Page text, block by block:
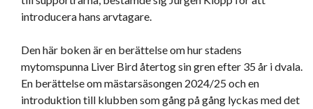
introducera hans arvtagare.
Den här boken är en berättelse om hur stadens
mytomspunna Liver Bird återtog sin gren efter 35 år i dvala.
En berättelse om mästarsäsongen 2024/25 och en
introduktion till klubben som gång på gång lyckas med det